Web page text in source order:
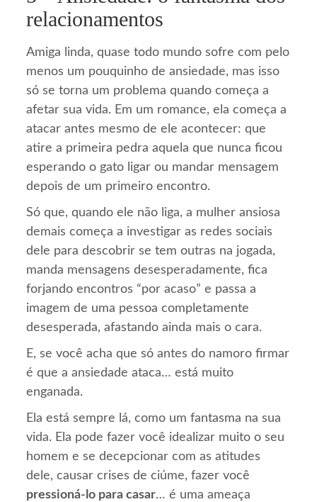
relacionamentos
Amiga linda, quase todo mundo sofre com pelo
menos um pouquinho de ansiedade, mas isso
só se torna um problema quando começa a
afetar sua vida. Em um romance, ela começa a
atacar antes mesmo de ele acontecer: que
atire a primeira pedra aquela que nunca ficou
esperando o gato ligar ou mandar mensagem
depois de um primeiro encontro.
Só que, quando ele não liga, a mulher ansiosa
demais começa a investigar as redes sociais
dele para descobrir se tem outras na jogada,
manda mensagens desesperadamente, fica
forjando encontros “por acaso” e passa a
imagem de uma pessoa completamente
desesperada, afastando ainda mais o cara.
E, se você acha que só antes do namoro firmar
é que a ansiedade ataca… está muito
enganada.
Ela está sempre lá, como um fantasma na sua
vida. Ela pode fazer você idealizar muito o seu
homem e se decepcionar com as atitudes
dele, causar crises de ciúme, fazer você
pressioná-lo para casar… é uma ameaça